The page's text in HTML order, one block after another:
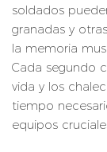
soldados
granadas y
la memoria
Cada segundo
vida y los
tiempo
equipos